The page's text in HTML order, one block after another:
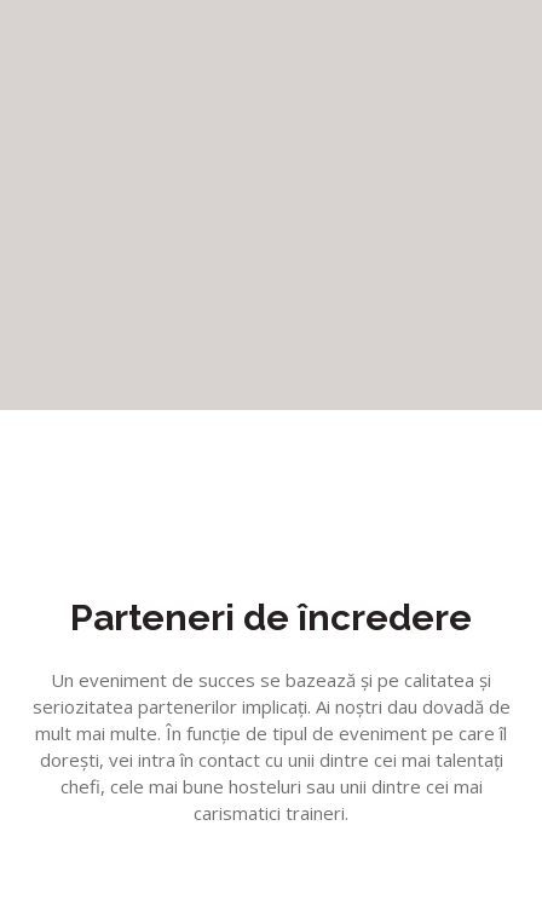
Parteneri de încredere
Un eveniment de succes se bazează şi pe calitatea şi
seriozitatea partenerilor implicaţi. Ai noştri dau dovadă de
mult mai multe. În funcţie de tipul de eveniment pe care îl
doreşti, vei intra în contact cu unii dintre cei mai talentaţi
chefi, cele mai bune hosteluri sau unii dintre cei mai
carismatici traineri.